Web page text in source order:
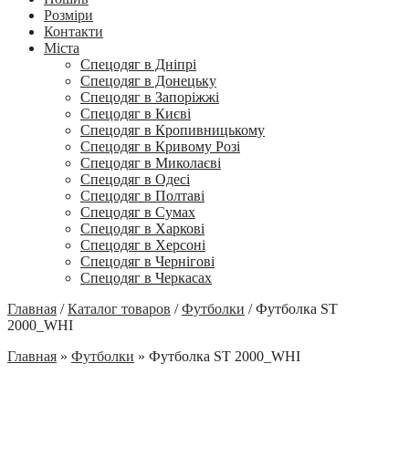
Розміри
Контакти
Міста
Спецодяг в Дніпрі
Спецодяг в Донецьку
Спецодяг в Запоріжжі
Спецодяг в Києві
Спецодяг в Кропивницькому
Спецодяг в Кривому Розі
Спецодяг в Миколаєві
Спецодяг в Одесі
Спецодяг в Полтаві
Спецодяг в Сумах
Спецодяг в Харкові
Спецодяг в Херсоні
Спецодяг в Чернігові
Спецодяг в Черкасах
Главная / Каталог товаров / Футболки / Футболка ST
2000_WHI
Главная » Футболки » Футболка ST 2000_WHI